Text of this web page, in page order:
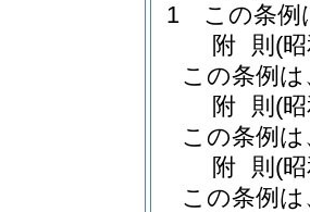
1
この条例
附 則 (
この条例
附 則 (
この条例
附 則 (
この条例